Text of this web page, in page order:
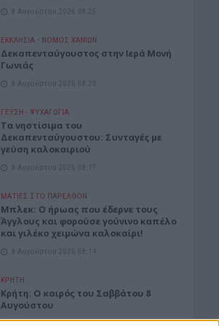
8 Αυγούστου 2026 08:25
ΕΚΚΛΗΣΙΑ • ΝΟΜΌΣ ΧΑΝΊΩΝ
Δεκαπενταύγουστος στην Ιερά Μονή
Γωνιάς
8 Αυγούστου 2026 08:20
ΓΕΎΣΗ - ΨΥΧΑΓΩΓΊΑ
Τα νηστίσιμα του
Δεκαπενταύγουστου: Συνταγές με
γεύση καλοκαιριού
8 Αυγούστου 2026 08:17
ΜΑΤΙΕΣ ΣΤΟ ΠΑΡΕΛΘΟΝ
Μπλεκ: O ήρωας που έδερνε τους
Άγγλους και φορούσε γούνινο καπέλο
και γιλέκο χειμώνα καλοκαίρι!
8 Αυγούστου 2026 08:14
ΚΡΗΤΗ
Κρήτη: O καιρός του Σαββάτου 8
Αυγούστου
8 Αυγούστου 2026 08:12